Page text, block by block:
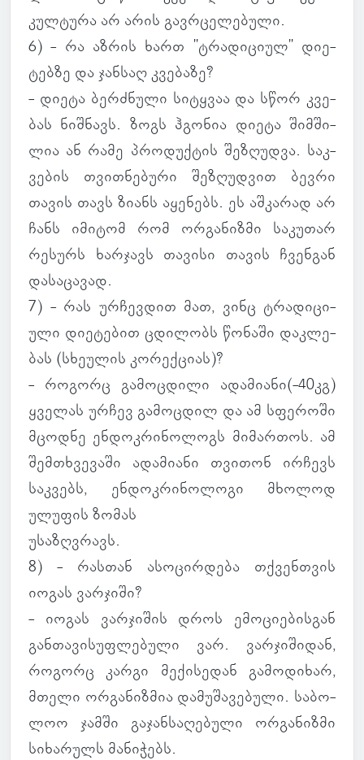
კულ­ტურა არ არის გავ­რცე­ლე­ბული.
6) - რა აზრის ხართ "ტრა­დი­ციულ" დი­ე­
ტებზე და ჯან­საღ კვე­ბაზე?
- დიეტა ბერ­ძნული სი­ტყვაა და სწორ კვე­
ბას ნიშ­ნავს. ზოგს ჰგო­ნია დიეტა შიმ­ში­
ლია ან რამე პრო­დუქ­ტის შე­ზღუდვა. საკ­
ვე­ბის თვით­ნე­ბური შე­ზღუდ­ვით ბევრი
თავის თავს ზიანს აყე­ნებს. ეს აშ­კა­რად არ
ჩანს იმი­ტომ რომ ორ­გა­ნიზმი სა­კუ­თარ
რე­სურს ხარ­ჯავს თა­ვისი თავის ჩვენ­გან
და­სა­ცა­ვად.
7) - რას ურ­ჩევ­დით მათ, ვინც ტრა­დი­ცი­
ული დი­ე­ტე­ბით ცდი­ლობს წო­ნაში დაკ­ლე­
ბას (სხე­უ­ლის კო­რექ­ციას)?
- რო­გორც გა­მოც­დილი ადა­მი­ანი(-40კგ)
ყვე­ლას ურჩევ გა­მოც­დილ და ამ სფე­როში
მცოდნე ენ­დოკ­რი­ნო­ლოგს მი­მარ­თოს. ამ
შემ­თხვე­ვაში ადა­მი­ანი თვი­თონ ირ­ჩევს
საკ­ვებს, ენ­დოკ­რი­ნო­ლოგი მხო­ლოდ
ულუ­ფის ზომას
უსა­ზღვრავს.
8) - რას­თან ასო­ცირ­დება თქვენ­თვის
იოგას ვარ­ჯიში?
- იოგას ვარ­ჯი­შის დროს ემო­ცი­ე­ბის­გან
გან­თა­ვი­სუფ­ლე­ბული ვარ. ვარ­ჯი­ში­დან,
რო­გორც კარგი მე­ქი­სე­დან გა­მო­დი­ხარ,
მთელი ორ­გა­ნიზ­მია და­მუ­შა­ვე­ბული. სა­ბო­
ლოო ჯამში გა­ჯან­სა­ღე­ბული ორ­გა­ნიზმი
სი­ხა­რულს მა­ნი­ჭებს.